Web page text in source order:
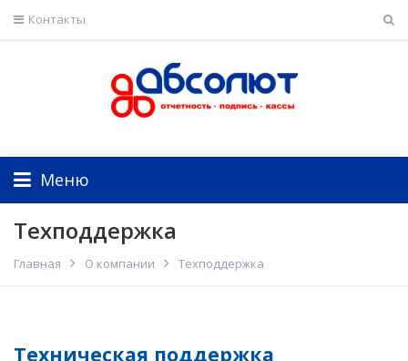
Контакты
Меню
Техподдержка
Главная О компании Техподдержка
Техническая поддержка